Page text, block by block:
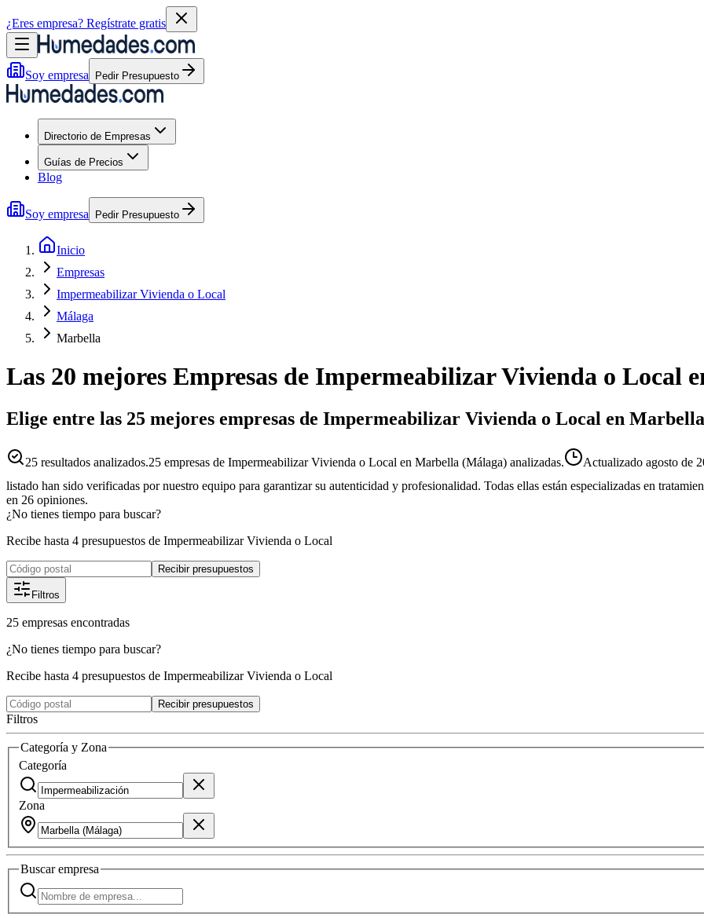
¿Eres empresa? Regístrate gratis
Soy empresa Pedir Presupuesto
Directorio de Empresas
Guías de Precios
Blog
Soy empresa Pedir Presupuesto
Inicio
Empresas
Impermeabilizar Vivienda o Local
Málaga
Marbella
Las 20 mejores Empresas de Impermeabilizar Vivienda o Local
Elige entre las 25 mejores empresas de Impermeabilizar Vivienda o Local en Marbella
25 resultados analizados.25 empresas de Impermeabilizar Vivienda o Local en Marbella (Málaga) analizadas. Actualizado agosto de
listado han sido verificadas por nuestro equipo para garantizar su autenticidad y profesionalidad. Todas ellas están especializadas en
en 26 opiniones.
¿No tienes tiempo para buscar?
Recibe hasta 4 presupuestos de Impermeabilizar Vivienda o Local
Recibir presupuestos
Filtros
25 empresas encontradas
¿No tienes tiempo para buscar?
Recibe hasta 4 presupuestos de Impermeabilizar Vivienda o Local
Recibir presupuestos
Filtros
Categoría y Zona
Categoría
Zona
Buscarempresa